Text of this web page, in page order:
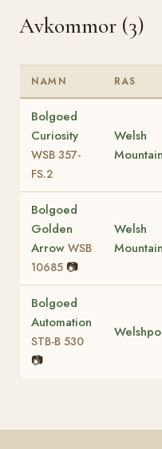
Avkommor (3)
NAMN RAS
Bolgoed
Curiosity
WSB 357-
FS.2
Welsh
Mountain
Bolgoed
Golden
Arrow WSB
10685 📷
Welsh
Mountain
Bolgoed
Automation
STB-B 530
📷